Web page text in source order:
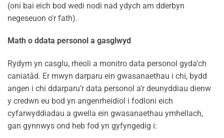
(oni bai eich bod wedi nodi nad ydych am dderbyn
negeseuon o'r fath).
Math o ddata personol a gasglwyd
Rydym yn casglu, rheoli a monitro data personol gyda’ch
caniatâd. Er mwyn darparu ein gwasanaethau i chi, bydd
angen i chi ddarparu’r data personol a’r deunyddiau dienw
y credwn eu bod yn angenrheidiol i fodloni eich
cyfarwyddiadau a gwella ein gwasanaethau ymhellach,
gan gynnwys ond heb fod yn gyfyngedig i: